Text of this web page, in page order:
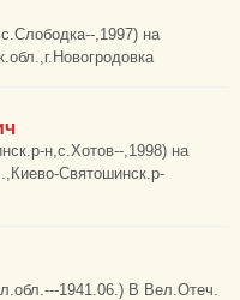
,1997) на
н,с.Хотов--,1998) на
Святошинск.р-
1941.06.) В Вел.Отеч.